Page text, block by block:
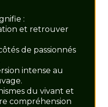
:
et retrouver
de passionnés
intense au
du vivant et
compréhension